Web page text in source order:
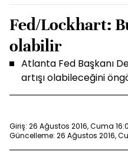
Fed/Lockhart:
olabilir
Atlanta Fed Başkanı
artışı olabileceğini
Giriş: 26 Ağustos 2016, Cuma
Güncelleme: 26 Ağustos 2016,